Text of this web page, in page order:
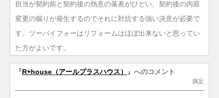
担当が契約前と契約後の熱意の落差がひどい、契約後の内容
変更の煽りが発生するのでそれに対抗する強い決意が必要で
す。ツーバイフォーはリフォームはほぼ出来ないと思ってい
た方がよいです。
『R+house（アールプラスハウス） 』へのコメント
満足